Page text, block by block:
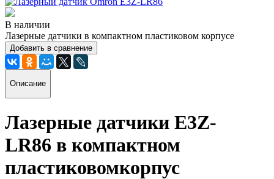
В наличии
Лазерные датчики в компактном пластиковом корпусе
Добавить в сравнение
Описание
Лазерные датчики E3Z-
LR86 в компактном
пластиковомкорпус